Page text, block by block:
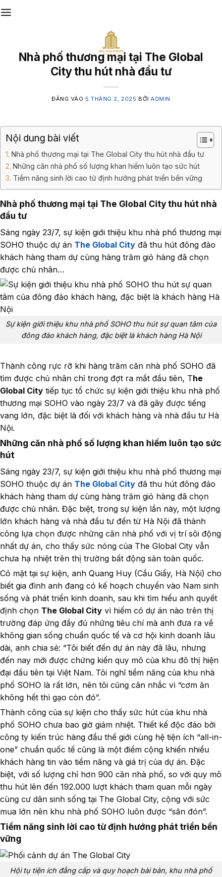
qua
Nhà phố thương mại tại The Global
City thu hút nhà đầu tư
ĐĂNG VÀO 5 THÁNG 2, 2025 BỞIADMIN
Nội dung bài viết
Nhà phố thương mại tại The Global City thu hút nhà đầu tư
Những căn nhà phố số lượng khan hiếm luôn tạo sức hút
Tiềm năng sinh lời cao từ định hướng phát triển bền vững
Nhà phố thương mại tại The Global City thu hút nhà
đầu tư
Sáng ngày 23/7, sự kiện giới thiệu khu nhà phố thương mại
SOHO thuộc dự án The Global City đã thu hút đông đảo
khách hàng tham dự cùng hàng trăm giỏ hàng đã chọn
được chủ nhân…
Sự kiện giới thiệu khu nhà phố SOHO thu hút sự quan tâm của
đông đảo khách hàng, đặc biệt là khách hàng Hà Nội
Thành công rực rỡ khi hàng trăm căn nhà phố SOHO đã
tìm được chủ nhân chỉ trong đợt ra mắt đầu tiên, The
Global City tiếp tục tổ chức sự kiện giới thiệu khu nhà phố
thương mại SOHO vào ngày 23/7 và đã gây được tiếng
vang lớn, đặc biệt là đối với khách hàng và nhà đầu tư Hà
Nội.
Những căn nhà phố số lượng khan hiếm luôn tạo sức
hút
Sáng ngày 23/7, sự kiện giới thiệu khu nhà phố thương mại
SOHO thuộc dự án The Global City đã thu hút đông đảo
khách hàng tham dự cùng hàng trăm giỏ hàng đã chọn
được chủ nhân. Đặc biệt, trong sự kiện lần này, một lượng
lớn khách hàng và nhà đầu tư đến từ Hà Nội đã thành
công lựa chọn được những căn nhà phố với vị trí sôi động
nhất dự án, cho thấy sức nóng của The Global City vẫn
chưa hạ nhiệt trên thị trường bất động sản toàn quốc.
Có mặt tại sự kiện, anh Quang Huy (Cầu Giấy, Hà Nội) cho
biết gia đình anh đang có kế hoạch chuyển vào Nam sinh
sống và phát triển kinh doanh, sau khi tìm hiểu anh quyết
định chọn The Global City vì hiếm có dự án nào trên thị
trường đáp ứng đầy đủ những tiêu chí mà anh đưa ra về
không gian sống chuẩn quốc tế và cơ hội kinh doanh lâu
dài, anh chia sẻ: “Tôi biết đến dự án này đã lâu, nhưng
đến nay mới được chứng kiến quy mô của khu đô thị hiện
đại đầu tiên tại Việt Nam. Tôi nghĩ tiềm năng của khu nhà
phố SOHO là rất lớn, nên tôi cũng cân nhắc vì “cơm ăn
không hết thì gạo còn đó”.
Thành công của sự kiện cho thấy sức hút của khu nhà
phố SOHO chưa bao giờ giảm nhiệt. Thiết kế độc đáo bởi
công ty kiến trúc hàng đầu thế giới cùng hệ tiện ích “all-in-
one” chuẩn quốc tế cũng là một điểm cộng khiến nhiều
khách hàng tin vào tiềm năng và giá trị của dự án. Đặc
biệt, với số lượng chỉ hơn 900 căn nhà phố, so với quy mô
thu hút lên đến 192.000 lượt khách tham quan mỗi ngày
cùng cư dân sinh sống tại The Global City, cộng với sức
mua lớn nên khu nhà phố SOHO luôn được “săn đón”.
Tiềm năng sinh lời cao từ định hướng phát triển bền
vững
Hội tụ tiện ích đẳng cấp và quy hoạch bài bản, khu nhà phố